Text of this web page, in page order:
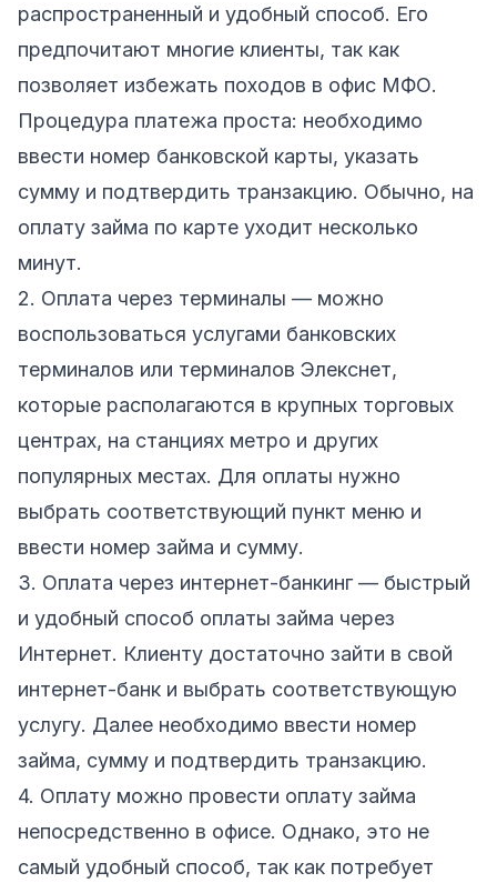
распространенный и удобный способ. Его
предпочитают многие клиенты, так как
позволяет избежать походов в офис МФО.
Процедура платежа проста: необходимо
ввести номер банковской карты, указать
сумму и подтвердить транзакцию. Обычно, на
оплату займа по карте уходит несколько
минут.
2. Оплата через терминалы — можно
воспользоваться услугами банковских
терминалов или терминалов Элекснет,
которые располагаются в крупных торговых
центрах, на станциях метро и других
популярных местах. Для оплаты нужно
выбрать соответствующий пункт меню и
ввести номер займа и сумму.
3. Оплата через интернет-банкинг — быстрый
и удобный способ оплаты займа через
Интернет. Клиенту достаточно зайти в свой
интернет-банк и выбрать соответствующую
услугу. Далее необходимо ввести номер
займа, сумму и подтвердить транзакцию.
4. Оплату можно провести оплату займа
непосредственно в офисе. Однако, это не
самый удобный способ, так как потребует